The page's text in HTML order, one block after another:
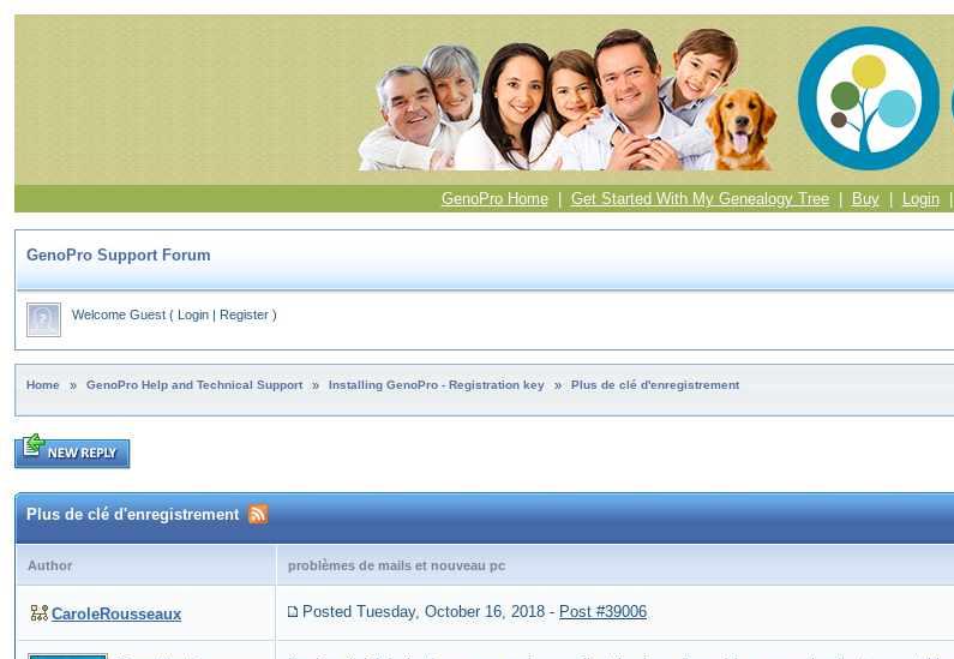
GenoPro Home| Get Started With My Genealogy Tree| Buy| Login|
GenoPro Support Forum
Welcome Guest ( Login | Register )
Home » GenoPro Help and Technical Support » Installing GenoPro - Registration key » Plus de clé d'enregistrement
Plus de clé d'enregistrement
Author problèmes de mails et nouveau pc
CaroleRousseaux Posted Tuesday, October 16, 2018 - Post #39006